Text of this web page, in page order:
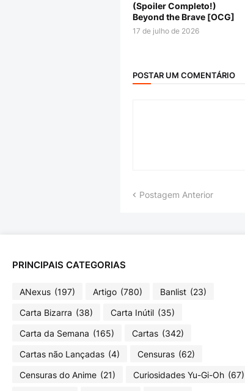
(Spoiler Completo!)
Beyond the Brave [OCG]
17 de julho de 2026
POSTAR UM COMENTÁRIO
Postagem Anterior
PRINCIPAIS CATEGORIAS
ANexus (197) Artigo (780) Banlist (23)
Carta Bizarra (38) Carta Inútil (35)
Carta da Semana (165) Cartas (342)
Cartas não Lançadas (4) Censuras (62)
Censuras do Anime (21) Curiosidades Yu-Gi-Oh (67)